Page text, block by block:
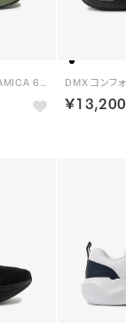
ジグ ダイナミカ 6 / ZIG DYNAMICA 6 （ブラック）
￥13,200